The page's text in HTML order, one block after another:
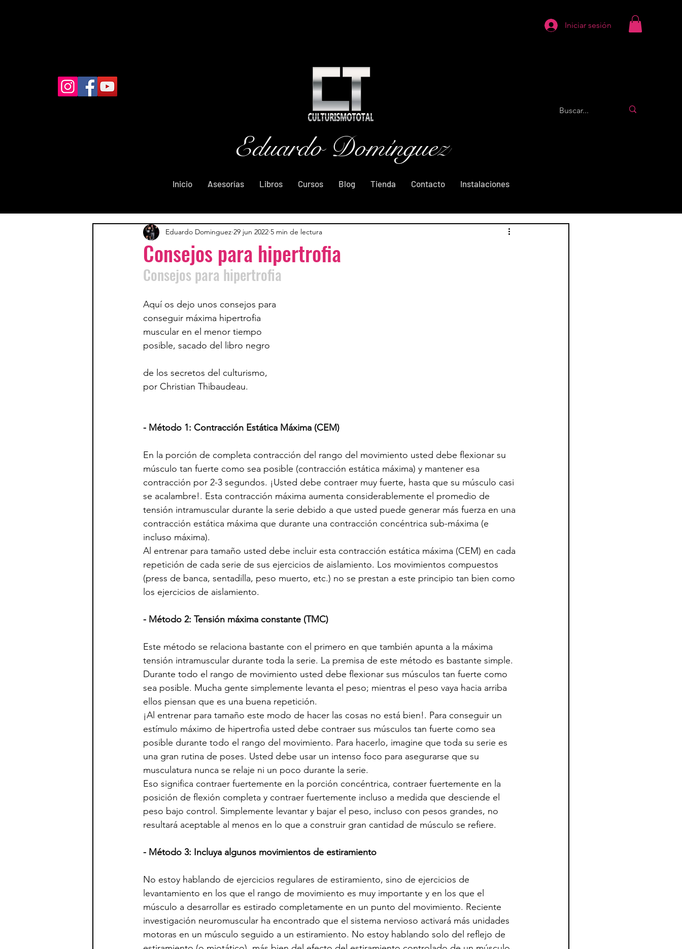
Iniciar sesión
Eduardo Domínguez
Inicio Asesorías Libros Cursos Blog Tienda Contacto Instalaciones
Consejos para hipertrofia
Eduardo Dominguez 29 jun 2022 5 min de lectura
Consejos para hipertrofia
Aquí os dejo unos consejos para
conseguir máxima hipertrofia
muscular en el menor tiempo
posible, sacado del libro negro
de los secretos del culturismo,
por Christian Thibaudeau.
- Método 1: Contracción Estática Máxima (CEM)
En la porción de completa contracción del rango del movimiento usted debe flexionar su
músculo tan fuerte como sea posible (contracción estática máxima) y mantener esa
contracción por 2-3 segundos. ¡Usted debe contraer muy fuerte, hasta que su músculo casi
se acalambre!. Esta contracción máxima aumenta considerablemente el promedio de
tensión intramuscular durante la serie debido a que usted puede generar más fuerza en una
contracción estática máxima que durante una contracción concéntrica sub-máxima (e
incluso máxima).
Al entrenar para tamaño usted debe incluir esta contracción estática máxima (CEM) en cada
repetición de cada serie de sus ejercicios de aislamiento. Los movimientos compuestos
(press de banca, sentadilla, peso muerto, etc.) no se prestan a este principio tan bien como
los ejercicios de aislamiento.
- Método 2: Tensión máxima constante (TMC)
Este método se relaciona bastante con el primero en que también apunta a la máxima
tensión intramuscular durante toda la serie. La premisa de este método es bastante simple.
Durante todo el rango de movimiento usted debe flexionar sus músculos tan fuerte como
sea posible. Mucha gente simplemente levanta el peso; mientras el peso vaya hacia arriba
ellos piensan que es una buena repetición.
¡Al entrenar para tamaño este modo de hacer las cosas no está bien!. Para conseguir un
estímulo máximo de hipertrofia usted debe contraer sus músculos tan fuerte como sea
posible durante todo el rango del movimiento. Para hacerlo, imagine que toda su serie es
una gran rutina de poses. Usted debe usar un intenso foco para asegurarse que su
musculatura nunca se relaje ni un poco durante la serie.
Eso significa contraer fuertemente en la porción concéntrica, contraer fuertemente en la
posición de flexión completa y contraer fuertemente incluso a medida que desciende el
peso bajo control. Simplemente levantar y bajar el peso, incluso con pesos grandes, no
resultará aceptable al menos en lo que a construir gran cantidad de músculo se refiere.
- Método 3: Incluya algunos movimientos de estiramiento
No estoy hablando de ejercicios regulares de estiramiento, sino de ejercicios de
levantamiento en los que el rango de movimiento es muy importante y en los que el
músculo a desarrollar es estirado completamente en un punto del movimiento. Reciente
investigación neuromuscular ha encontrado que el sistema nervioso activará más unidades
motoras en un músculo seguido a un estiramiento. No estoy hablando solo del reflejo de